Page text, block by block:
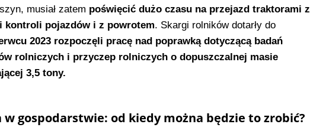
musiał zatem poświęcić dużo czasu na przejazd traktorami z
kontroli pojazdów i z powrotem. Skargi rolników dotarły do
2023 rozpoczęli pracę nad poprawką dotyczącą badań
rolniczych i przyczep rolniczych o dopuszczalnej masie
3,5 tony.
w gospodarstwie: od kiedy można będzie to zrobić?